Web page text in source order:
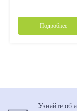
Подробнее
Узнайте об